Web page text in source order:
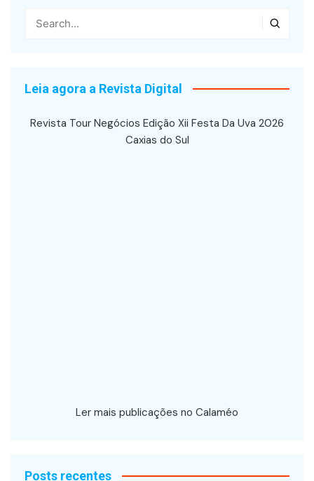
Leia agora a Revista Digital
Revista Tour Negócios Edição Xii Festa Da Uva 2026
Caxias do Sul
Ler mais publicações no Calaméo
Posts recentes